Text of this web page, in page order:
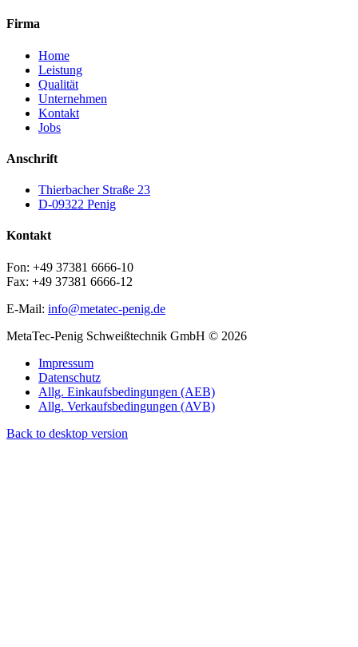
Firma
Home
Leistung
Qualität
Unternehmen
Kontakt
Jobs
Anschrift
Thierbacher Straße 23
D-09322 Penig
Kontakt
Fon: +49 37381 6666-10
Fax: +49 37381 6666-12
E-Mail: info@metatec-penig.de
MetaTec-Penig Schweißtechnik GmbH © 2026
Impressum
Datenschutz
Allg. Einkaufsbedingungen (AEB)
Allg. Verkaufsbedingungen (AVB)
Back to desktop version